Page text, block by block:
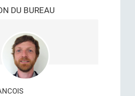
DU BUREAU